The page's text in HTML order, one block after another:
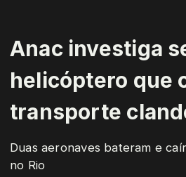
Anac investiga
helicóptero que
transporte
Duas aeronaves bateram e
no Rio